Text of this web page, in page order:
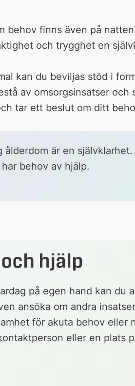
behov finns även på
och trygghet en
kan du beviljas stöd i
av omsorgsinsatser och
tar ett beslut om ditt
är en självklarhet.
behov av hjälp.
hjälp
på egen hand kan du
ansöka om andra
för akuta behov eller
eller en plats